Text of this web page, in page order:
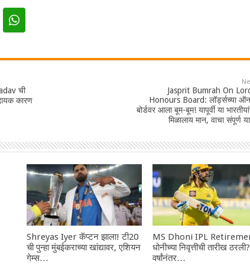
ची
कारण
Jasprit Bumrah On
Honours Board: लॉर्ड्सच्या
बोर्डवर आला बूम-बूम! यापूर्वी या
मिळालाय मान, वाचा संपूर्ण
Shreyas Iyer कॅप्टन झाला! टी20
ची पुन्हा मुंबईकराच्या खांद्यावर, एशियन
गेम्स…
MS Dhoni IPL
धोनीच्या निवृत्तीची तारीख
वर्षांनंतर…